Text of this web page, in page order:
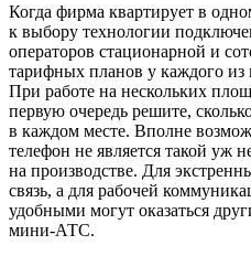
Когда фирма квартирует в
к выбору технологии
операторов стационарной и
тарифных планов у каждого из
При работе на нескольких
первую очередь решите,
в каждом месте. Вполне
телефон не является такой уж
на производстве. Для
связь, а для рабочей
удобными могут оказаться
мини-АТС.